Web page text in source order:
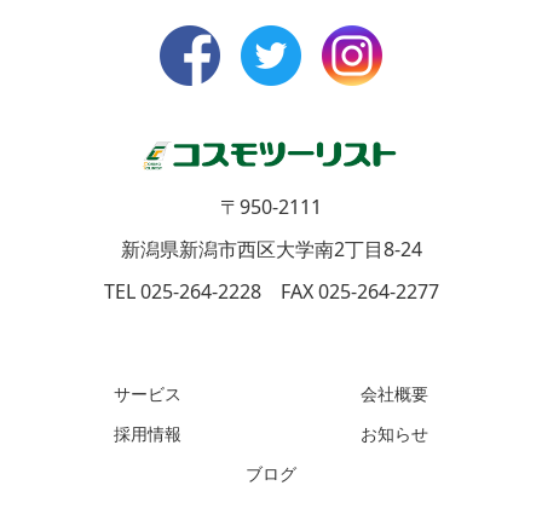
〒950-2111
新潟県新潟市西区大学南2丁目8-24
TEL 025-264-2228 FAX 025-264-2277
サービス
会社概要
採用情報
お知らせ
ブログ